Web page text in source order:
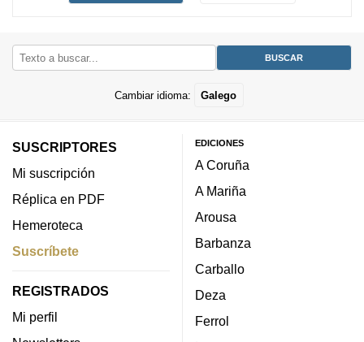
Cambiar idioma: Galego
SUSCRIPTORES
Mi suscripción
Réplica en PDF
Hemeroteca
Suscríbete
REGISTRADOS
Mi perfil
EDICIONES
A Coruña
A Mariña
Arousa
Barbanza
Carballo
Deza
Ferrol